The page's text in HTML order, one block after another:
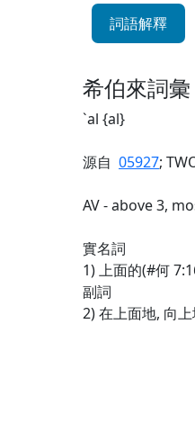
詞語解釋
希伯來詞
`al {al}
源自 05927;
AV - above 3,
實名詞
1) 上面的(#何
副詞
2) 在上面地, 向